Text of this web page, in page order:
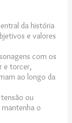
da história
e valores
com os
e torcer,
ao longo da
ou
o